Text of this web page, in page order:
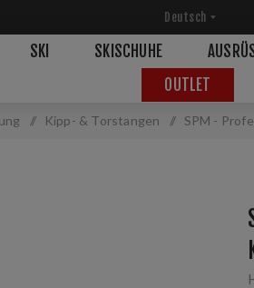
SKI SKISCHUHE
OUTLET
/ Kipp- & Torstangen / SPM -